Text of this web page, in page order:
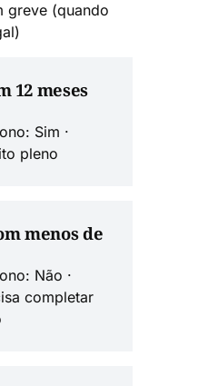
greve (quando
12 meses
Sim ·
pleno
menos de
Não ·
completar